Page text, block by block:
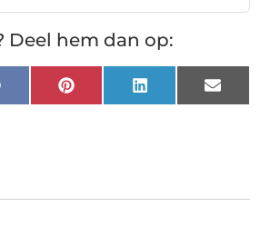
Deel hem dan op:
FacebookPinterest LinkedIn Email